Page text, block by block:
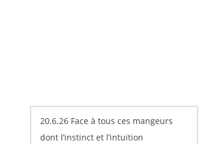
20.6.26 Face à tous ces mangeurs
dont l’instinct et l’intuition